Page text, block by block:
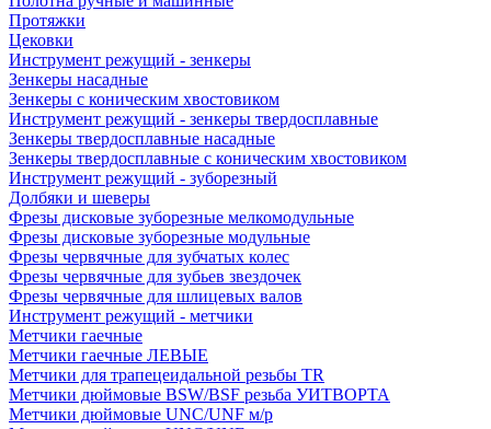
Протяжки
Цековки
Инструмент режущий - зенкеры
Зенкеры насадные
Зенкеры с коническим хвостовиком
Инструмент режущий - зенкеры твердосплавные
Зенкеры твердосплавные насадные
Зенкеры твердосплавные с коническим хвостовиком
Инструмент режущий - зуборезный
Долбяки и шеверы
Фрезы дисковые зуборезные мелкомодульные
Фрезы дисковые зуборезные модульные
Фрезы червячные для зубчатых колес
Фрезы червячные для зубьев звездочек
Фрезы червячные для шлицевых валов
Инструмент режущий - метчики
Метчики гаечные
Метчики гаечные ЛЕВЫЕ
Метчики для трапецеидальной резьбы TR
Метчики дюймовые BSW/BSF резьба УИТВОРТА
Метчики дюймовые UNC/UNF м/р